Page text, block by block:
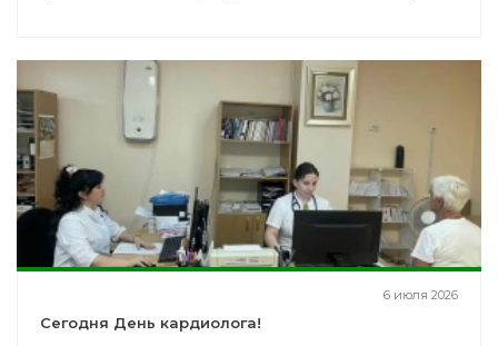
6 июля 2026
Сегодня День кардиолога!